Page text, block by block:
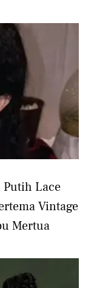
Lace
Vintage
Mertua